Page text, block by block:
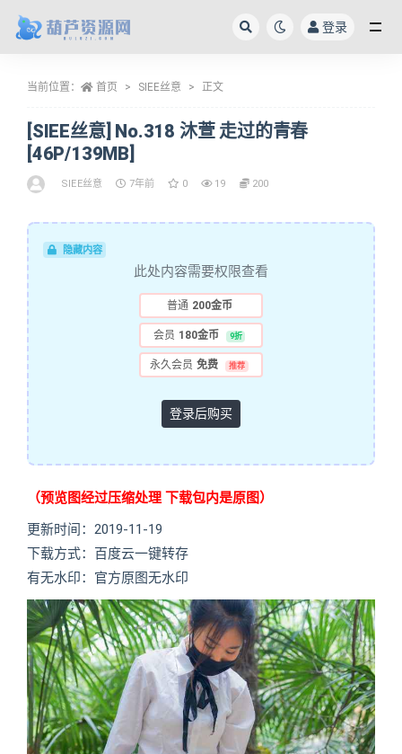
登录
当前位置： 首页 SIEE丝意 正文
[SIEE丝意] No.318 沐萱 走过的青春
[46P/139MB]
SIEE丝意 7年前 0 19 200
隐藏内容
此处内容需要权限查看
普通 200金币
会员 180金币 9折
永久会员 免费 推荐
登录后购买
（预览图经过压缩处理 下载包内是原图）
更新时间：2019-11-19
下载方式：百度云一键转存
有无水印：官方原图无水印